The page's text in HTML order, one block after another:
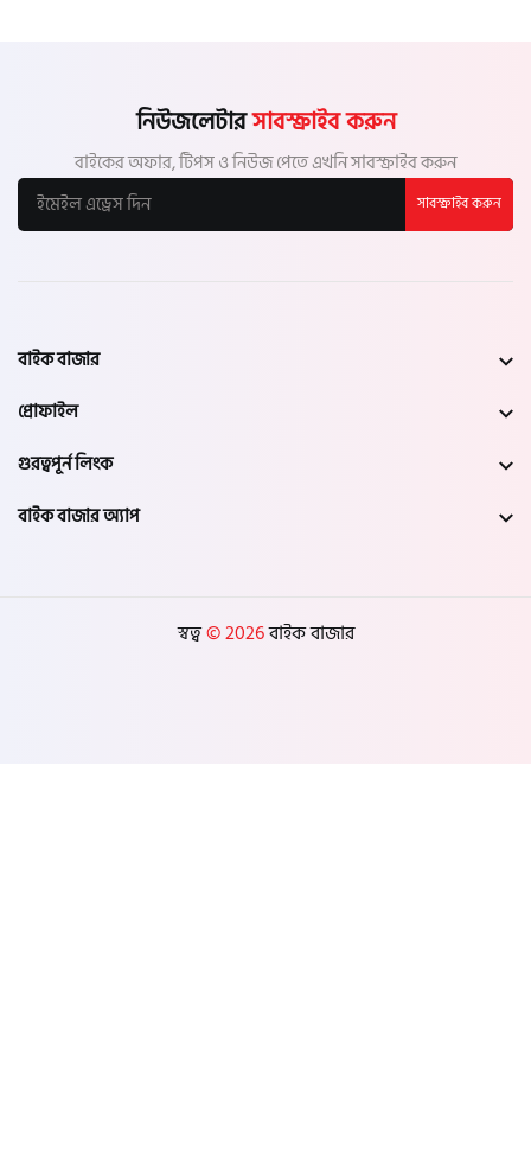
নিউজলেটারসাবস্ক্রাইব করুন
বাইকের অফার, টিপস ও নিউজ পেতে এখনি সাবস্ক্রাইব করুন
সাবস্ক্রাইব করুন
বাইক বাজার
প্রোফাইল
গুরত্বপূর্ন লিংক
বাইক বাজার অ্যাপ
স্বত্ব© 2026বাইক বাজার